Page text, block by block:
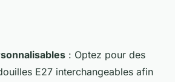
: Optez pour des
E27 interchangeables afin